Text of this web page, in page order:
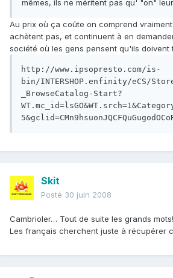
mêmes, ils ne méritent pas qu' "on"
Au prix où ça coûte on comprend
achètent pas, et continuent à en
société où les gens pensent qu'ils doivent
http://www.ipsopresto.com/is-
bin/INTERSHOP.enfinity/eCS/
_BrowseCatalog-Start?
Skit
Posté 30 juin 2008
Cambrioler… Tout de suite les grands mots!
Les français cherchent juste à récupérer